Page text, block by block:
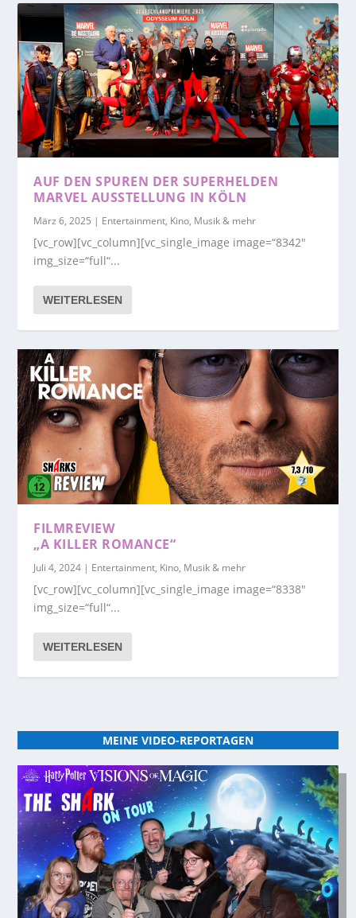
AUF DEN SPUREN DER SUPERHELDEN
MARVEL AUSSTELLUNG IN KÖLN
März 6, 2025 | Entertainment, Kino, Musik & mehr
[vc_row][vc_column][vc_single_image image=“8342″
img_size=“full“...
WEITERLESEN
FILMREVIEW
„A KILLER ROMANCE“
Juli 4, 2024 | Entertainment, Kino, Musik & mehr
[vc_row][vc_column][vc_single_image image=“8338″
img_size=“full“...
WEITERLESEN
MEINE VIDEO-REPORTAGEN